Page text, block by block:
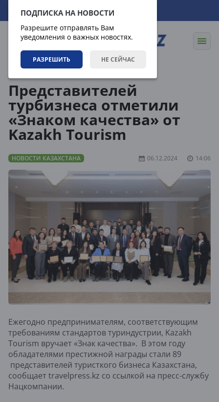
ПОДПИСКА НА НОВОСТИ
Разрешите отправлять Вам
уведомления о важных новостях.
РАЗРЕШИТЬ НЕ СЕЙЧАС
07.08.2026 20:56:42
Представителей
турбизнеса отметили
«Знаком качества» от
Kazakh Tourism
НОВОСТИ КАЗАХСТАНА 06.12.2024 14:06
Ежегодно предпринимателям, соответствующим
требованиям стандартов туриндустрии, Kazakh
Tourism вручает «Знак качества». В этом году
обладателями престижной награды стали 89
представителей туристкого бизнеса Казахстана,
сообщает travelpress.kz со ссылкой на пресс-службу
Нацкомпании.